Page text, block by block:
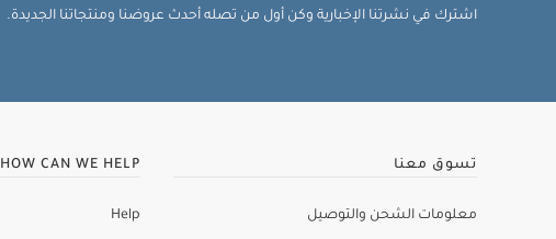
اشترك في نشرتنا الإخبارية وكن أول من تصله أحدث عروضنا ومنتجاتنا الجديدة.
تسوق معنا
معلومات الشحن والتوصيل
HOW CAN WE HELP
Help